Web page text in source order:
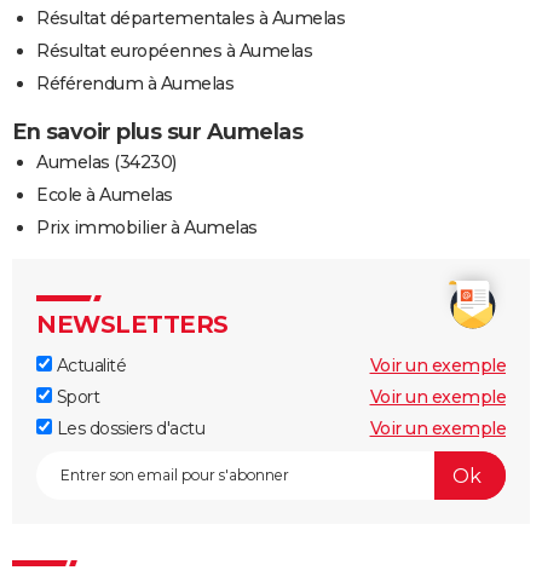
Résultat départementales à Aumelas
Résultat européennes à Aumelas
Référendum à Aumelas
En savoir plus sur Aumelas
Aumelas (34230)
Ecole à Aumelas
Prix immobilier à Aumelas
NEWSLETTERS
Actualité
Voir un exemple
Sport
Voir un exemple
Les dossiers d'actu
Voir un exemple